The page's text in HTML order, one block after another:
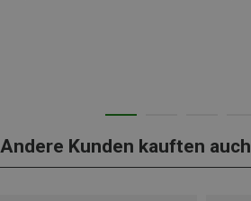
Andere Kunden kauften auch